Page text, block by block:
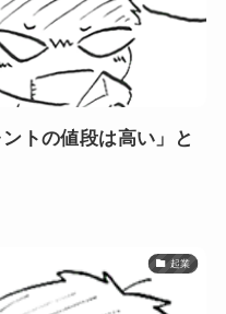
トの値段は高い」と
起業